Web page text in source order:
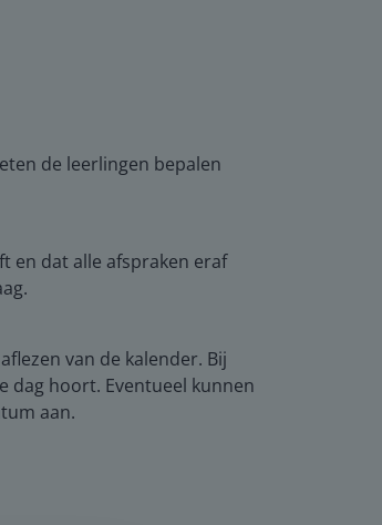
de leerlingen bepalen
en dat alle afspraken eraf
van de kalender. Bij
dag hoort. Eventueel kunnen
aan.